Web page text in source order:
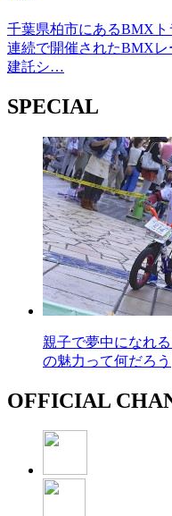
千葉県柏市にあるBMXト
連続で開催されたBMX
建託シ…
SPECIAL
親子で夢中になれ
の魅力って何だろう
OFFICIAL